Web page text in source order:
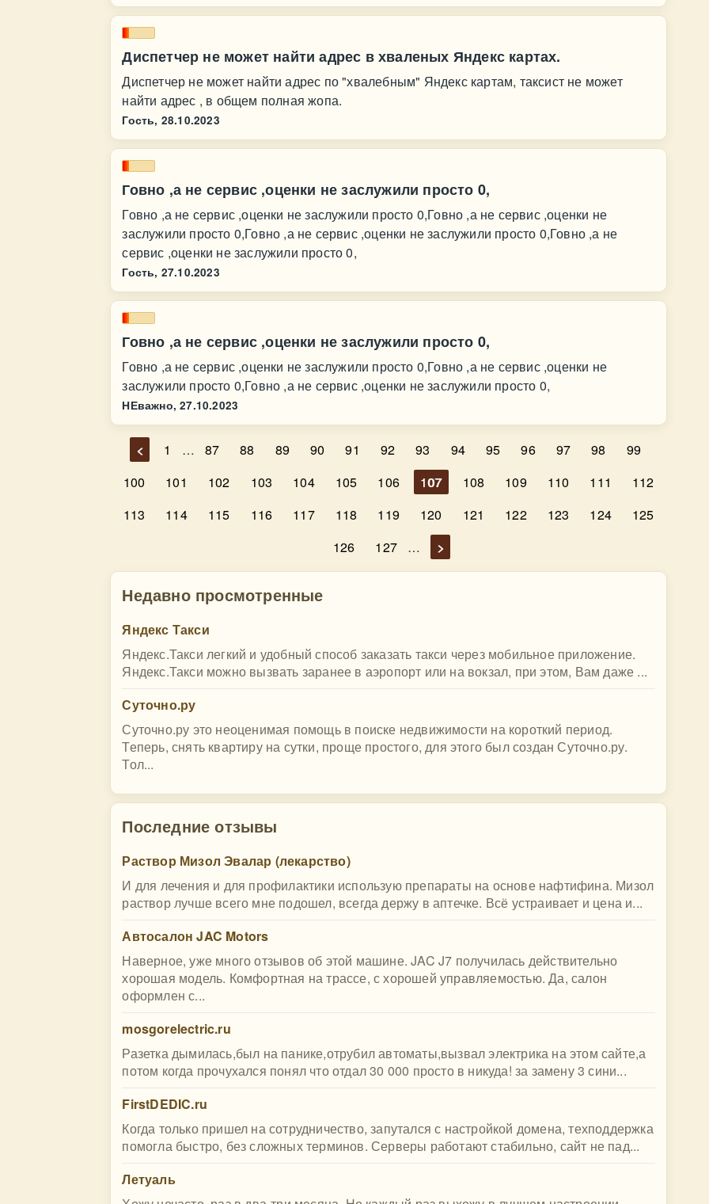
Диспетчер не может найти адрес в хваленых Яндекс картах.
Диспетчер не может найти адрес по "хвалебным" Яндекс картам, таксист не может
найти адрес , в общем полная жопа.
Гость, 28.10.2023
Говно ,а не сервис ,оценки не заслужили просто 0,
Говно ,а не сервис ,оценки не заслужили просто 0,Говно ,а не сервис ,оценки не
заслужили просто 0,Говно ,а не сервис ,оценки не заслужили просто 0,Говно ,а не
сервис ,оценки не заслужили просто 0,
Гость, 27.10.2023
Говно ,а не сервис ,оценки не заслужили просто 0,
Говно ,а не сервис ,оценки не заслужили просто 0,Говно ,а не сервис ,оценки не
заслужили просто 0,Говно ,а не сервис ,оценки не заслужили просто 0,
НЕважно, 27.10.2023
< 1 … 87 88 89 90 91 92 93 94 95 96 97 98
99
100
101 102 103 104 105 106 107 108 109 110 111
112
113
114 115 116 117 118 119 120 121 122 123 124
125
126
127 … >
Недавно просмотренные
Яндекс Такси
Яндекс.Такси легкий и удобный способ заказать такси через мобильное приложение.
Яндекс.Такси можно вызвать заранее в аэропорт или на вокзал, при этом, Вам даже ...
Суточно.ру
Суточно.ру это неоценимая помощь в поиске недвижимости на короткий период.
Теперь, снять квартиру на сутки, проще простого, для этого был создан Суточно.ру.
Тол...
Последние отзывы
Раствор Мизол Эвалар (лекарство)
И для лечения и для профилактики использую препараты на основе нафтифина. Мизол
раствор лучше всего мне подошел, всегда держу в аптечке. Всё устраивает и цена и...
Автосалон JAC Motors
Наверное, уже много отзывов об этой машине. JAC J7 получилась действительно
хорошая модель. Комфортная на трассе, с хорошей управляемостью. Да, салон
оформлен с...
mosgorelectric.ru
Разетка дымилась,был на панике,отрубил автоматы,вызвал электрика на этом сайте,а
потом когда прочухался понял что отдал 30 000 просто в никуда! за замену 3 сини...
FirstDEDIC.ru
Когда только пришел на сотрудничество, запутался с настройкой домена, техподдержка
помогла быстро, без сложных терминов. Серверы работают стабильно, сайт не пад...
Летуаль